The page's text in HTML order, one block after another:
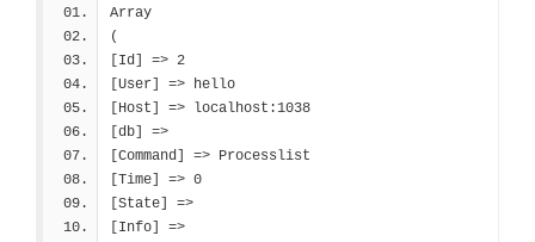
Array
(
[Id] => 2
[User] => hello
[Host] => localhost:1038
[db] =>
[Command] => Processlist
[Time] => 0
[State] =>
[Info] =>